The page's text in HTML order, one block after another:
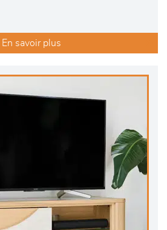
En savoir plus